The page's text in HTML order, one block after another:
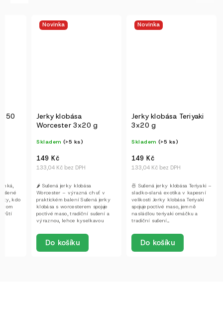
50
ty, kdo
Novinka
Jerky klobása
Worcester 3x20 g
Skladem (>5 ks)
133,04 Kč bez DPH
149 Kč
Do košíku
🌶️ Sušená jerky klobása
Worcester – výrazná chuť v
praktickém balení Sušená jerky
klobása s worcesterem spojuje
poctivé maso, tradiční sušení a
výraznou, lehce kyselkavou
Novinka
Jerky klobása Teriyaki
3x20 g
Skladem (>5 ks)
133,04 Kč bez DPH
149 Kč
Do košíku
🍜 Sušená jerky klobása Teriyaki –
sladko‑slaná exotika v kapesní
velikosti Jerky klobása Teriyaki
spojuje poctivé maso, jemně
nasládlou teriyaki omáčku a
tradiční sušení....